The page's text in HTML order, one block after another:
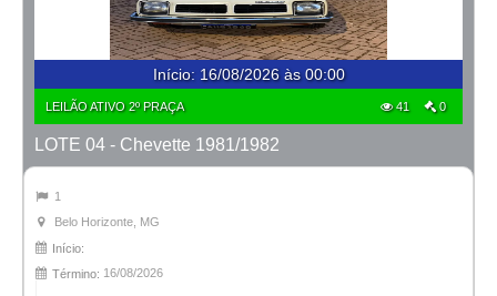
Início: 16/08/2026 às 00:00
LEILÃO ATIVO 2º PRAÇA 41 0
LOTE 04 - Chevette 1981/1982
1
Belo Horizonte, MG
Início:
Término: 16/08/2026